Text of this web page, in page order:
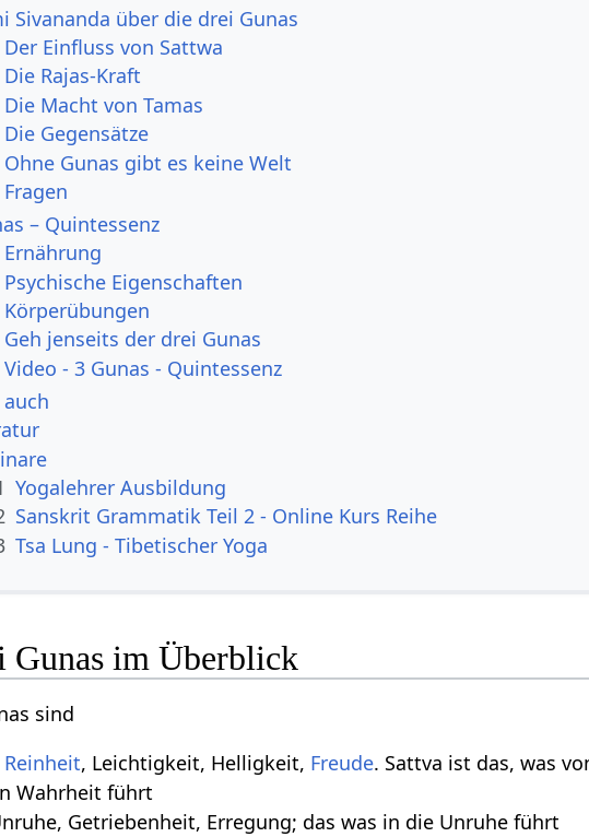
Sivananda über die drei Gunas
Der Einfluss von Sattwa
Die Rajas-Kraft
Die Macht von Tamas
Die Gegensätze
Ohne Gunas gibt es keine Welt
Fragen
– Quintessenz
Ernährung
Psychische Eigenschaften
Körperübungen
Geh jenseits der drei Gunas
Video - 3 Gunas - Quintessenz
auch
Yogalehrer Ausbildung
Sanskrit Grammatik Teil 2 - Online Kurs Reihe
Tsa Lung - Tibetischer Yoga
Gunas im Überblick
sind
Reinheit, Leichtigkeit, Helligkeit, Freude. Sattva ist das, was
Wahrheit führt
Getriebenheit, Erregung; das was in die Unruhe führt